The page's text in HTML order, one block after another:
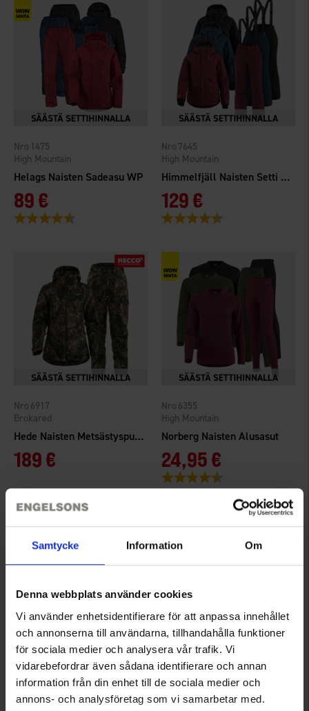
Samtycke Information Om
Denna webbplats använder cookies
Vi använder enhetsidentifierare för att anpassa innehållet
och annonserna till användarna, tillhandahålla funktioner
för sociala medier och analysera vår trafik. Vi
vidarebefordrar även sådana identifierare och annan
information från din enhet till de sociala medier och
annons- och analysföretag som vi samarbetar med.
Helags Naisten Sadeasu WP
High Mountain
1475
89 €
Arvio:
Himmelfjäll Naisten Setti WP
High Mountain
7645
129 €
Arvio:
Hede Naisten Metsästyspuku
Brokared
6917
189 €
Norberg Naisten Alusasut
High Mountain
6355
24,95 €
Arvio:
Naisten Alusasut Meleerattu Merinovilla
High Mountain
2976
Bodö Naisten Setti WP
High Mountain
3935